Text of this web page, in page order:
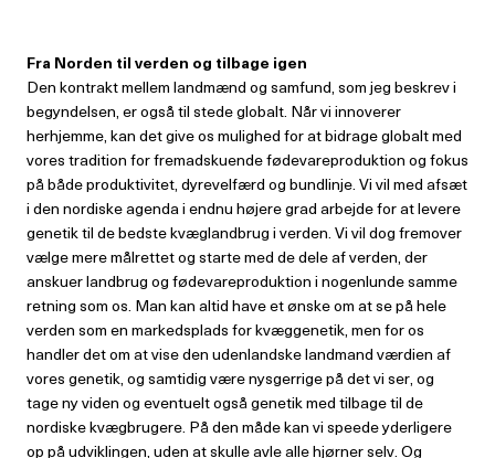
Fra Norden til verden og tilbage igen
Den kontrakt mellem landmænd og samfund, som jeg beskrev i
begyndelsen, er også til stede globalt. Når vi innoverer
herhjemme, kan det give os mulighed for at bidrage globalt med
vores tradition for fremadskuende fødevareproduktion og fokus
på både produktivitet, dyrevelfærd og bundlinje. Vi vil med afsæt
i den nordiske agenda i endnu højere grad arbejde for at levere
genetik til de bedste kvæglandbrug i verden. Vi vil dog fremover
vælge mere målrettet og starte med de dele af verden, der
anskuer landbrug og fødevareproduktion i nogenlunde samme
retning som os. Man kan altid have et ønske om at se på hele
verden som en markedsplads for kvæggenetik, men for os
handler det om at vise den udenlandske landmand værdien af
vores genetik, og samtidig være nysgerrige på det vi ser, og
tage ny viden og eventuelt også genetik med tilbage til de
nordiske kvægbrugere. På den måde kan vi speede yderligere
op på udviklingen, uden at skulle avle alle hjørner selv. Og